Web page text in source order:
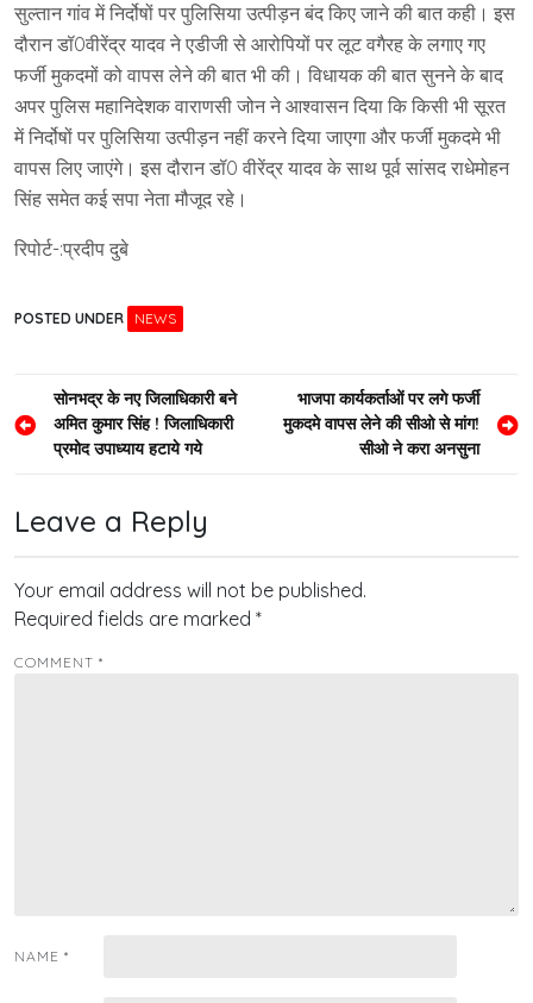
सुल्तान गांव में निर्दोषों पर पुलिसिया उत्पीड़न बंद किए जाने की बात कही। इस
दौरान डॉ0वीरेंद्र यादव ने एडीजी से आरोपियों पर लूट वगैरह के लगाए गए
फर्जी मुकदमों को वापस लेने की बात भी की। विधायक की बात सुनने के बाद
अपर पुलिस महानिदेशक वाराणसी जोन ने आश्वासन दिया कि किसी भी सूरत
में निर्दोषों पर पुलिसिया उत्पीड़न नहीं करने दिया जाएगा और फर्जी मुकदमे भी
वापस लिए जाएंगे। इस दौरान डॉ0 वीरेंद्र यादव के साथ पूर्व सांसद राधेमोहन
सिंह समेत कई सपा नेता मौजूद रहे।
रिपोर्ट-:प्रदीप दुबे
POSTED UNDER NEWS
Post
navigation
सोनभद्र के नए जिलाधिकारी बने
अमित कुमार सिंह ! जिलाधिकारी
प्रमोद उपाध्याय हटाये गये
भाजपा कार्यकर्ताओं पर लगे फर्जी
मुकदमे वापस लेने की सीओ से मांग!
सीओ ने करा अनसुना
Leave a Reply
Your email address will not be published.
Required fields are marked *
COMMENT *
NAME *